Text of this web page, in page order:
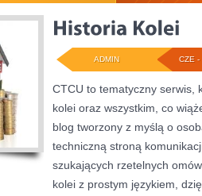
CZE -
ADMIN
CTCU to tematyczny serwis,
kolei oraz wszystkim, co
blog tworzony z myślą o
techniczną stroną
szukających rzetelnych
kolei z prostym językiem,